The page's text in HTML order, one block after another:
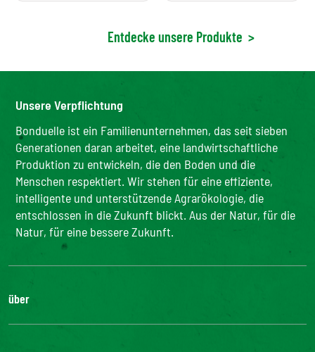
Entdecke unsere Produkte >
Unsere Verpflichtung
Bonduelle ist ein Familienunternehmen, das seit sieben
Generationen daran arbeitet, eine landwirtschaftliche
Produktion zu entwickeln, die den Boden und die
Menschen respektiert. Wir stehen für eine effiziente,
intelligente und unterstützende Agrarökologie, die
entschlossen in die Zukunft blickt. Aus der Natur, für die
Natur, für eine bessere Zukunft.
über
Die Gruppe